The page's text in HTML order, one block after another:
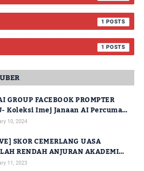
1
1
GROUP FACEBOOK PROMPTER
Koleksi Imej Janaan AI Percuma
Guru
10, 2024
SKOR CEMERLANG UASA
RENDAH ANJURAN AKADEMI
DENGAN KERJASAMA JPN
11, 2023